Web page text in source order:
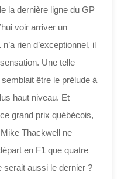
la dernière ligne du GP
voir arriver un
rien d’exceptionnel, il
Une telle
être le prélude à
haut niveau. Et
grand prix québécois,
Thackwell ne
en F1 que quatre
serait aussi le dernier ?